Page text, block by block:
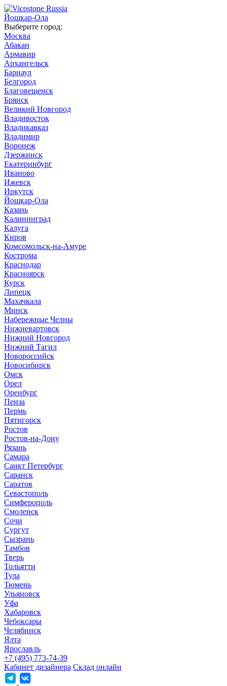
Йошкар-Ола
Выберите город:
Москва
Абакан
Армавир
Архангельск
Барнаул
Белгород
Благовещенск
Брянск
Великий Новгород
Владивосток
Владикавказ
Владимир
Воронеж
Дзержинск
Екатеринбург
Иваново
Ижевск
Иркутск
Йошкар-Ола
Казань
Калининград
Калуга
Киров
Комсомольск-на-Амуре
Кострома
Краснодар
Красноярск
Курск
Липецк
Махачкала
Минск
Набережные Челны
Нижневартовск
Нижний Новгород
Нижний Тагил
Новороссийск
Новосибирск
Омск
Орел
Оренбург
Пенза
Пермь
Пятигорск
Ростов
Ростов-на-Дону
Рязань
Самара
Санкт Петербург
Саранск
Саратов
Севастополь
Симферополь
Смоленск
Сочи
Сургут
Сызрань
Тамбов
Тверь
Тольятти
Тула
Тюмень
Ульяновск
Уфа
Хабаровск
Чебоксары
Челябинск
Ялта
Ярославль
+7 (495) 773-74-39
Кабинет дизайнера Склад онлайн